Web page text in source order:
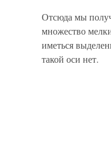
Отсюда мы
множество
иметься
такой оси нет.